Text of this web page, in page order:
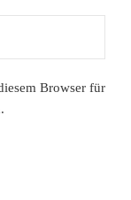
Browser für